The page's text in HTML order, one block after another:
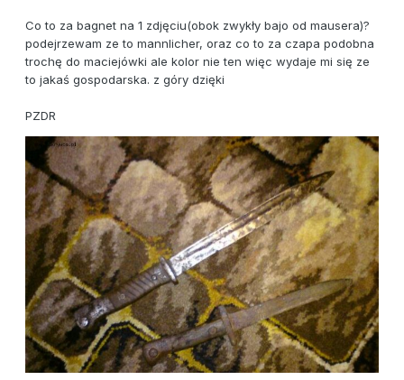
Co to za bagnet na 1 zdjęciu(obok zwykły bajo od mausera)?
podejrzewam ze to mannlicher, oraz co to za czapa podobna
trochę do maciejówki ale kolor nie ten więc wydaje mi się ze
to jakaś gospodarska. z góry dzięki
PZDR